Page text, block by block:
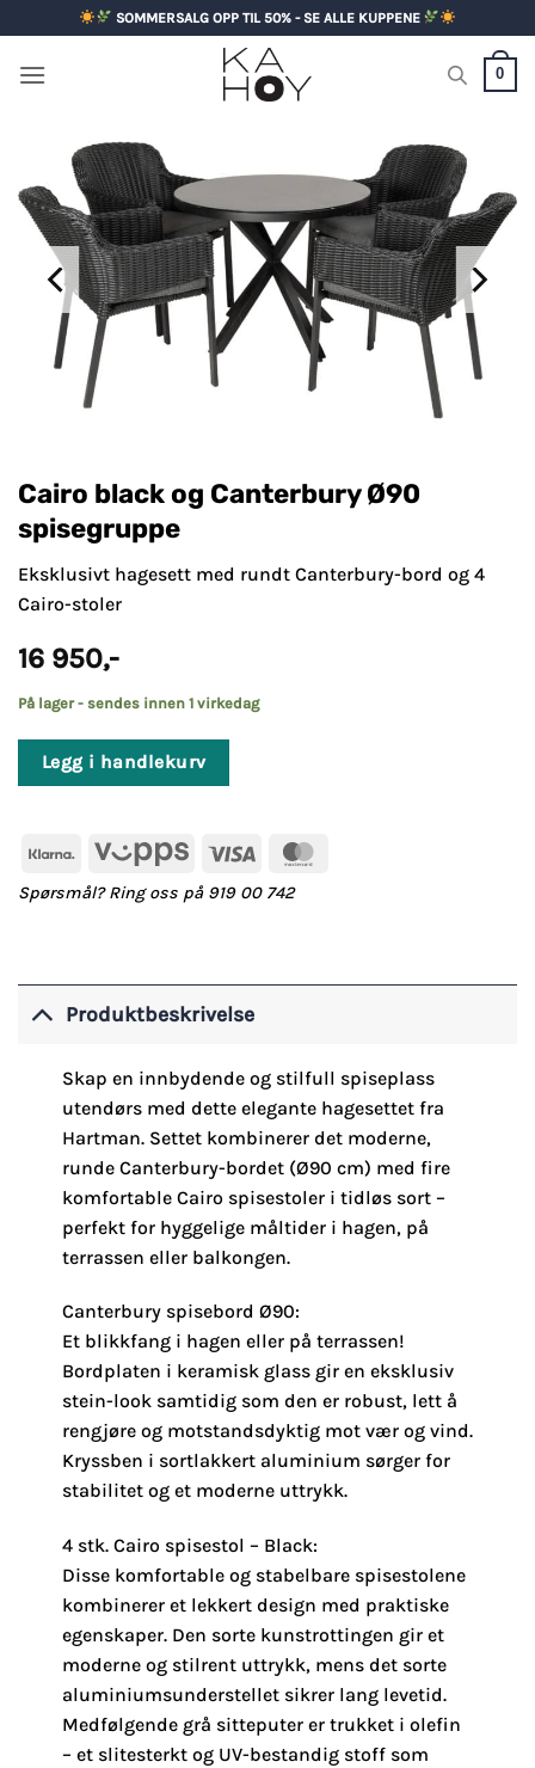
to
content
SOMMERSALG OPP TIL 50% - SE ALLE KUPPENE
0
Cairo black og Canterbury Ø90
spisegruppe
Eksklusivt hagesett med rundt Canterbury-bord og 4
Cairo-stoler
16 950,-
På lager - sendes innen 1 virkedag
Legg i handlekurv
Klarna Vipps Visa
Spørsmål? Ring oss på 919 00 742
Produktbeskrivelse
Skap en innbydende og stilfull spiseplass
utendørs med dette elegante hagesettet fra
Hartman. Settet kombinerer det moderne,
runde Canterbury-bordet (Ø90 cm) med fire
komfortable Cairo spisestoler i tidløs sort –
perfekt for hyggelige måltider i hagen, på
terrassen eller balkongen.
Canterbury spisebord Ø90:
Et blikkfang i hagen eller på terrassen!
Bordplaten i keramisk glass gir en eksklusiv
stein-look samtidig som den er robust, lett å
rengjøre og motstandsdyktig mot vær og vind.
Kryssben i sortlakkert aluminium sørger for
stabilitet og et moderne uttrykk.
4 stk. Cairo spisestol – Black:
Disse komfortable og stabelbare spisestolene
kombinerer et lekkert design med praktiske
egenskaper. Den sorte kunstrottingen gir et
moderne og stilrent uttrykk, mens det sorte
aluminiumsunderstellet sikrer lang levetid.
Medfølgende grå sitteputer er trukket i olefin
– et slitesterkt og UV-bestandig stoff som